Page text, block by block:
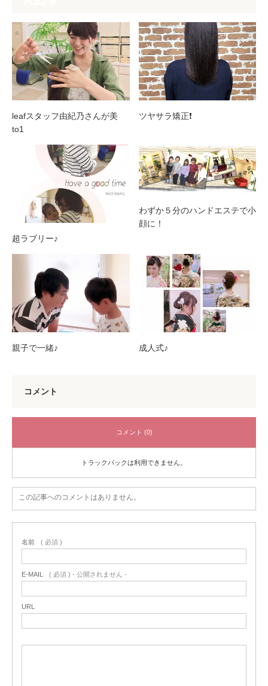
leafスタッフ由紀乃さんが美
to1
ツヤサラ矯正❗️
超ラブリー♪
わずか５分のハンドエステで小
顔に！
親子で一緒♪ 成人式♪
コメント
コメント (0)
トラックバックは利用できません。
この記事へのコメントはありません。
名前 ( 必須 )
E-MAIL ( 必須 ) - 公開されません -
URL